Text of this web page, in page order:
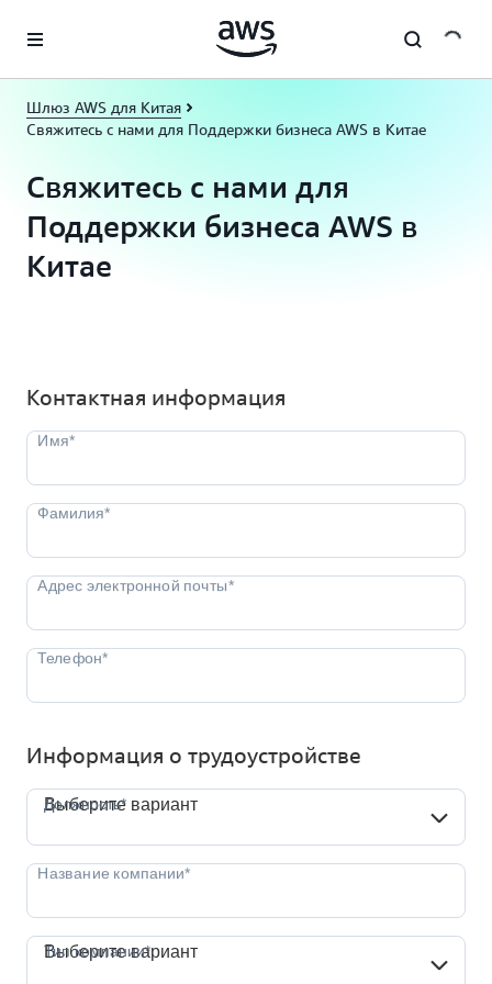
Перейти к главному контенту
Шлюз AWS для Китая
Свяжитесь с нами для Поддержки бизнеса AWS в Китае
Свяжитесь с нами для
Поддержки бизнеса AWS в
Китае
Контактная информация
Информация о трудоустройстве
Должность*
Выберите вариант
Тип компании*
Выберите вариант